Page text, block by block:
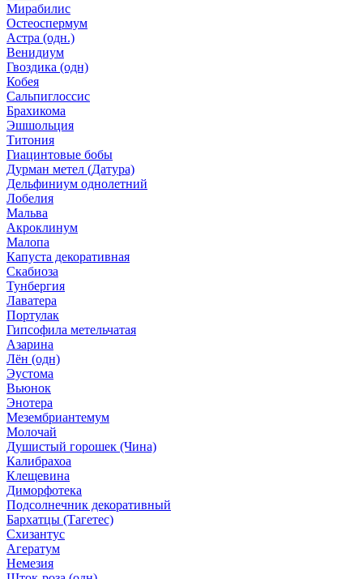
Мирабилис
Остеоспермум
Астра (одн.)
Венидиум
Гвоздика (одн)
Кобея
Сальпиглоссис
Брахикома
Эшшольция
Титония
Гиацинтовые бобы
Дурман метел (Датура)
Дельфиниум однолетний
Лобелия
Мальва
Акроклинум
Малопа
Капуста декоративная
Скабиоза
Тунбергия
Лаватера
Портулак
Гипсофила метельчатая
Азарина
Лён (одн)
Эустома
Вьюнок
Энотера
Мезембриантемум
Молочай
Душистый горошек (Чина)
Калибрахоа
Клещевина
Диморфотека
Подсолнечник декоративный
Бархатцы (Тагетес)
Схизантус
Агератум
Немезия